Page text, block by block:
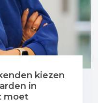
kiezen
in
moet